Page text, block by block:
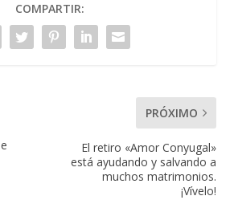
COMPARTIR:
PRÓXIMO
El retiro «Amor Conyugal»
está ayudando y salvando a
muchos matrimonios.
¡Vívelo!